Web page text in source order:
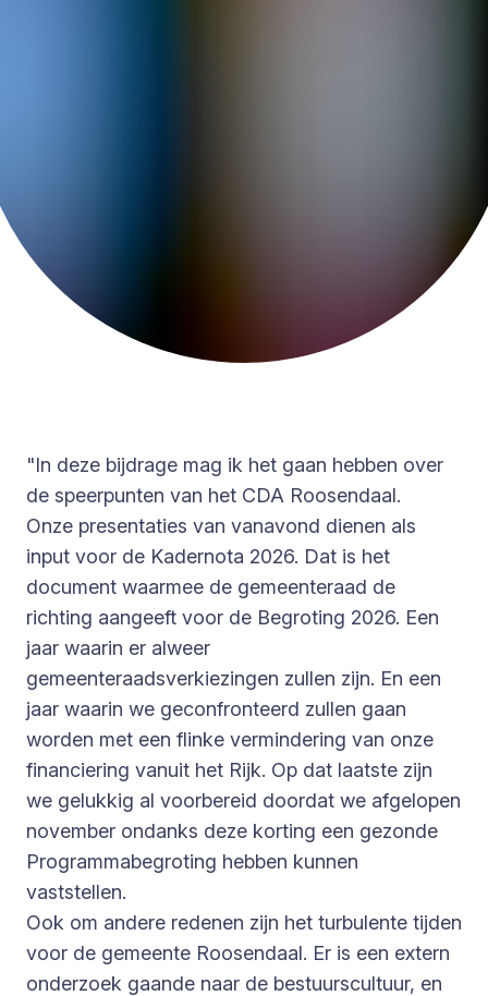
"In deze bijdrage mag ik het gaan hebben over
de speerpunten van het CDA Roosendaal.
Onze presentaties van vanavond dienen als
input voor de Kadernota 2026. Dat is het
document waarmee de gemeenteraad de
richting aangeeft voor de Begroting 2026. Een
jaar waarin er alweer
gemeenteraadsverkiezingen zullen zijn. En een
jaar waarin we geconfronteerd zullen gaan
worden met een flinke vermindering van onze
financiering vanuit het Rijk. Op dat laatste zijn
we gelukkig al voorbereid doordat we afgelopen
november ondanks deze korting een gezonde
Programmabegroting hebben kunnen
vaststellen.
Ook om andere redenen zijn het turbulente tijden
voor de gemeente Roosendaal. Er is een extern
onderzoek gaande naar de bestuurscultuur, en